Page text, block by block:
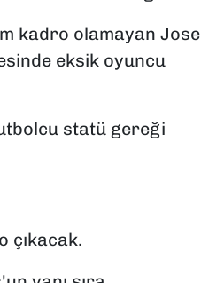
kadro olamayan Jose
eksik oyuncu
statü gereği
çıkacak.